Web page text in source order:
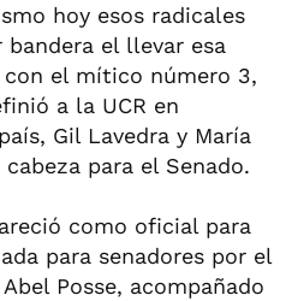
hoy esos radicales
el llevar esa
el mítico número 3,
a la UCR en
Gil Lavedra y María
para el Senado.
como oficial para
para senadores por el
Posse, acompañado